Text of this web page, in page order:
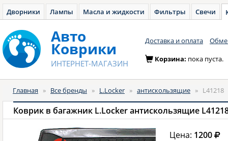
Дворники Лампы Масла и жидкости Фильтры Свечи
Авто
Коврики
ИНТЕРНЕТ-МАГАЗИН
Доставка и оплата
Корзина: пока пуста.
Главная » Все бренды » L.Locker » антискользящие » L41218
Коврик в багажник L.Locker антискользящие
Цена: 1200